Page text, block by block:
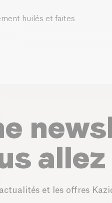
huilés et faites
et les offres